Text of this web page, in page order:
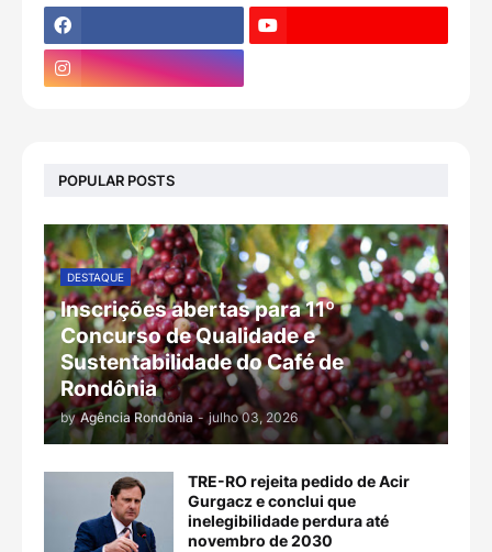
POPULAR POSTS
DESTAQUE
Inscrições abertas para 11º
Concurso de Qualidade e
Sustentabilidade do Café de
Rondônia
by Agência Rondônia - julho 03, 2026
TRE-RO rejeita pedido de Acir
Gurgacz e conclui que
inelegibilidade perdura até
novembro de 2030